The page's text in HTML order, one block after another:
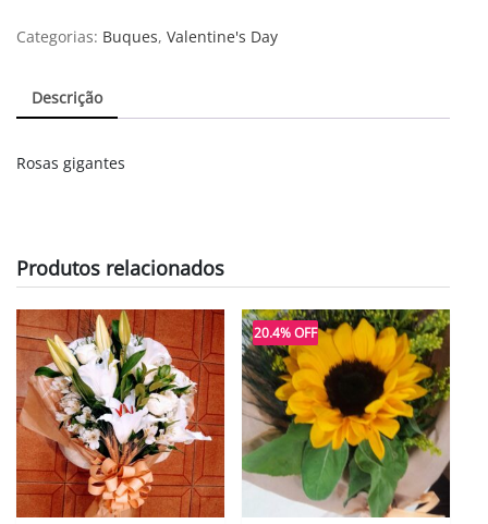
R$399,00.R$374,00.
Rosas
Categorias: Buques, Valentine's Day
Descrição
Rosas gigantes
Produtos relacionados
20.4% OFF